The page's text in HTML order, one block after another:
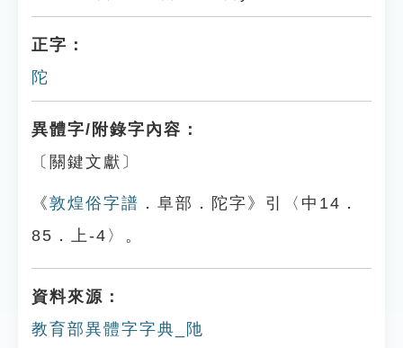
正字：
陀
異體字/附錄字內容：
〔關鍵文獻〕
《敦煌俗字譜 ．阜部．陀字》引〈中14．
85．上-4〉。
資料來源：
教育部異體字字典_阤